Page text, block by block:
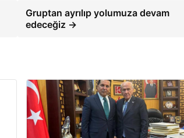
Gruptan ayrılıp yolumuza devam
edeceğiz →